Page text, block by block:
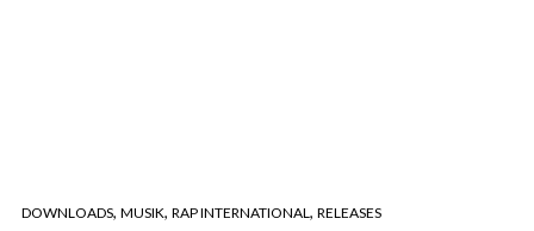
DOWNLOADS, MUSIK, RAP INTERNATIONAL, RELEASES